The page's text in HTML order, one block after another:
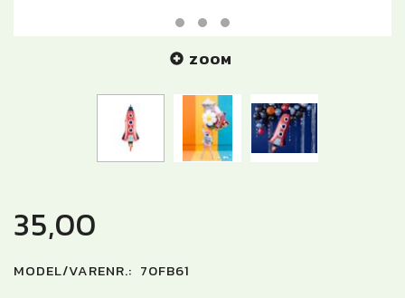
ZOOM
35,00
MODEL/VARENR.: 70FB61